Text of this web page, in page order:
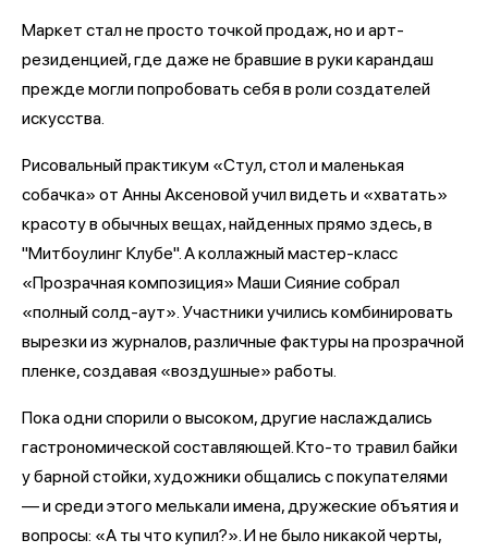
Маркет стал не просто точкой продаж, но и арт-
резиденцией, где даже не бравшие в руки карандаш
прежде могли попробовать себя в роли создателей
искусства.
Рисовальный практикум «Стул, стол и маленькая
собачка» от Анны Аксеновой учил видеть и «хватать»
красоту в обычных вещах, найденных прямо здесь, в
"Митбоулинг Клубе". А коллажный мастер-класс
«Прозрачная композиция» Маши Сияние собрал
«полный солд-аут». Участники учились комбинировать
вырезки из журналов, различные фактуры на прозрачной
пленке, создавая «воздушные» работы.
Пока одни спорили о высоком, другие наслаждались
гастрономической составляющей. Кто-то травил байки
у барной стойки, художники общались с покупателями
— и среди этого мелькали имена, дружеские объятия и
вопросы: «А ты что купил?». И не было никакой черты,